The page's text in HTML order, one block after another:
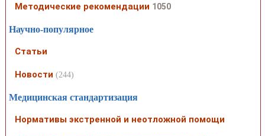
Методические рекомендации 1050
Научно-популярное
Статьи
Новости (244)
Медицинская стандартизация
Нормативы экстренной и неотложной помощи